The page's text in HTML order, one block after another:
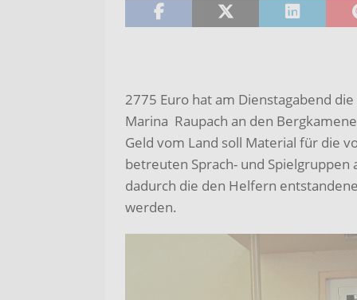
2775 Euro hat am Dienstagabend
Marina Raupach an den
Geld vom Land soll Material für die
betreuten Sprach- und Spielgruppen
dadurch die den Helfern
werden.